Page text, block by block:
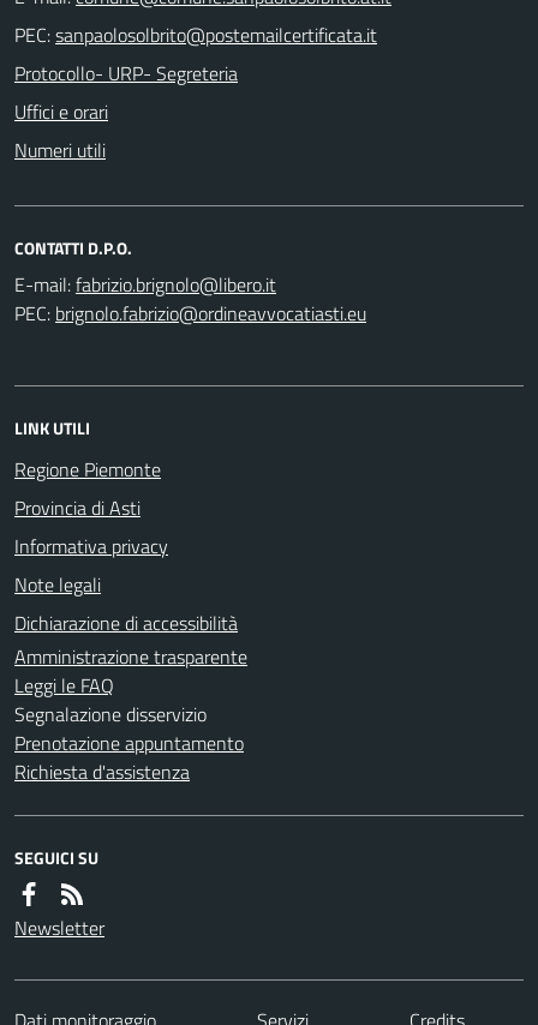
PEC:
Protocollo- URP- Segreteria
Uffici e orari
Numeri utili
CONTATTI D.P.O.
E-mail:
PEC:
LINK UTILI
Regione Piemonte
Provincia di Asti
Informativa privacy
Note legali
Dichiarazione di accessibilità
Amministrazione trasparente
Leggi le FAQ
Segnalazione disservizio
Prenotazione appuntamento
Richiesta d'assistenza
SEGUICI SU
Newsletter